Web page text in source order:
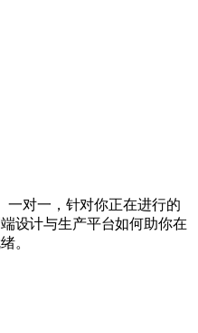
一对一，针对你正在进行的
设计与生产平台如何助你在
。